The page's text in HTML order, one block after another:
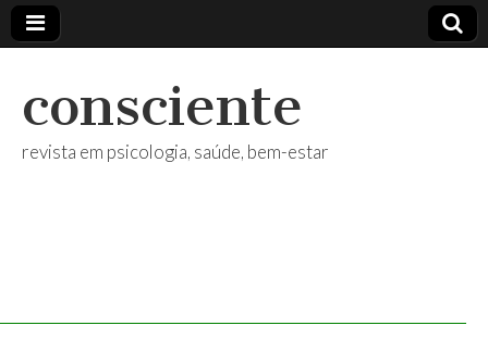
consciente
revista em psicologia, saúde, bem-estar